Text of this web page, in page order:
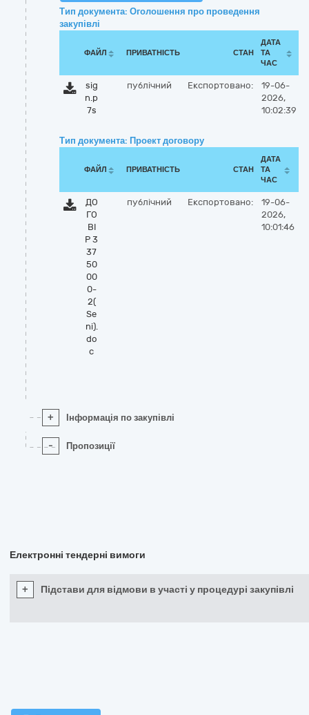
Тип документа: Оголошення про проведення
закупівлі
ФАЙЛ ПРИВАТНІСТЬ СТАН
ДАТА
ТА
ЧАС
sig
n.p
7s
публічний Експортовано:
19-06-
2026,
10:02:39
Тип документа: Проект договору
ФАЙЛ ПРИВАТНІСТЬ СТАН
ДАТА
ТА
ЧАС
ДО
ГО
ВІ
Р 3
37
50
00
0-
2(
Se
ni).
do
c
публічний Експортовано:
19-06-
2026,
10:01:46
+ Інформація по закупівлі
- Пропозиції
Електронні тендерні вимоги
+ Підстави для відмови в участі у процедурі закупівлі